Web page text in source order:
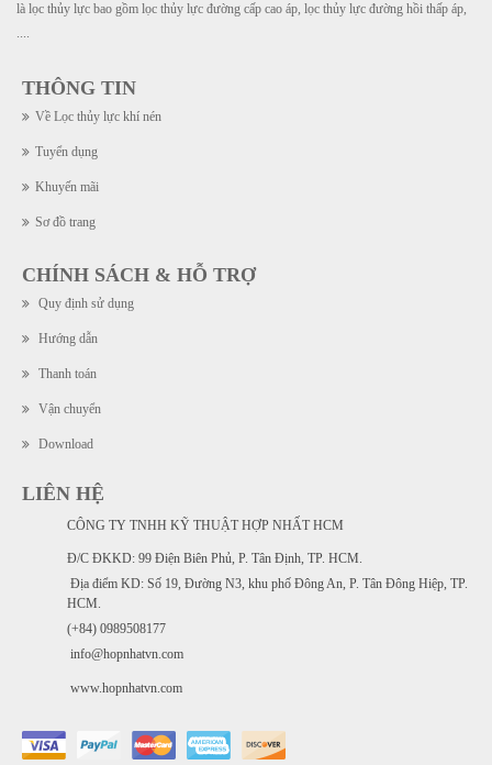
là lọc thủy lực bao gồm lọc thủy lực đường cấp cao áp, lọc thủy lực đường hồi thấp áp,
THÔNG TIN
Về Lọc thủy lực khí nén
Tuyển dụng
Khuyến mãi
Sơ đồ trang
CHÍNH SÁCH & HỖ TRỢ
Quy định sử dụng
Hướng dẫn
Thanh toán
Vận chuyển
Download
LIÊN HỆ
CÔNG TY TNHH KỸ THUẬT HỢP NHẤT HCM
Đ/C ĐKKD: 99 Điện Biên Phủ, P. Tân Định, TP. HCM.
Địa điểm KD: Số 19, Đường N3, khu phố Đông An, P. Tân Đông Hiệp, TP.
HCM.
(+84) 0989508177
info@hopnhatvn.com
www.hopnhatvn.com